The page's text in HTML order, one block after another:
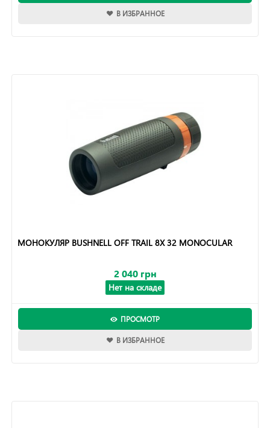
В ИЗБРАННОЕ
МОНОКУЛЯР BUSHNELL OFF TRAIL 8X 32 MONOCULAR
2 040 грн
Нет на складе
ПРОСМОТР
В ИЗБРАННОЕ